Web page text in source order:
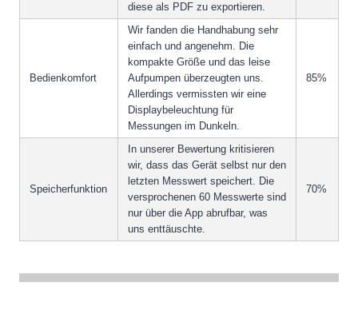
diese als PDF zu exportieren.
Bedienkomfort
Wir fanden die Handhabung sehr
einfach und angenehm. Die
kompakte Größe und das leise
Aufpumpen überzeugten uns.
Allerdings vermissten wir eine
Displaybeleuchtung für
Messungen im Dunkeln.
85%
Speicherfunktion
In unserer Bewertung kritisieren
wir, dass das Gerät selbst nur den
letzten Messwert speichert. Die
versprochenen 60 Messwerte sind
nur über die App abrufbar, was
uns enttäuschte.
70%